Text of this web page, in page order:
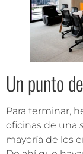
Un punto
Para terminar,
oficinas de una
mayoría de los